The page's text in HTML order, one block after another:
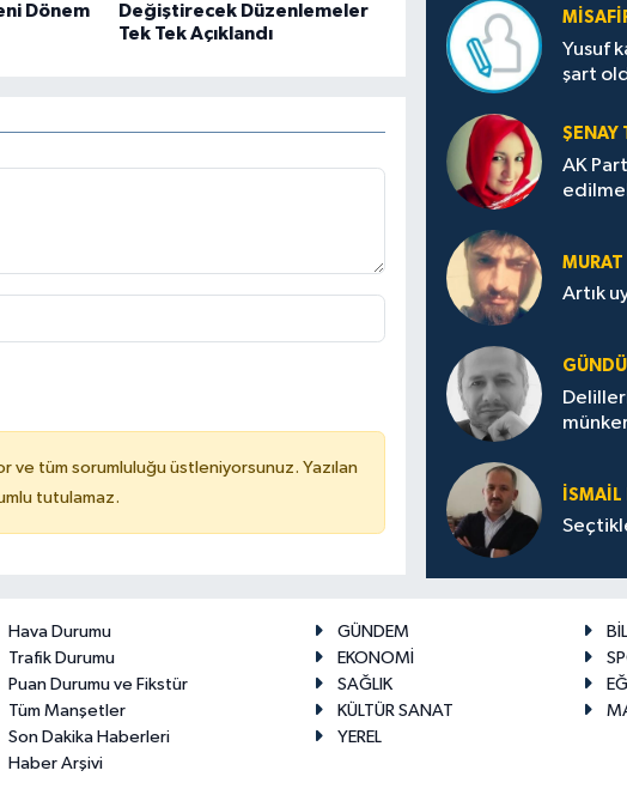
Dönem
Değiştirecek Düzenlemeler
Tek Tek Açıklandı
ve tüm sorumluluğu üstleniyorsunuz. Yazılan
tutulamaz.
Yusuf
şart
ŞENAY
AK
MURAT
Artık
İSMAIL
Hava Durumu
Trafik Durumu
Puan Durumu ve Fikstür
Tüm Manşetler
Son Dakika Haberleri
Haber Arşivi
GÜNDEM
EKONOMİ
SAĞLIK
KÜLTÜR SANAT
YEREL